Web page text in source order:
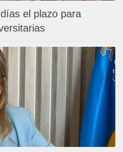
el plazo para